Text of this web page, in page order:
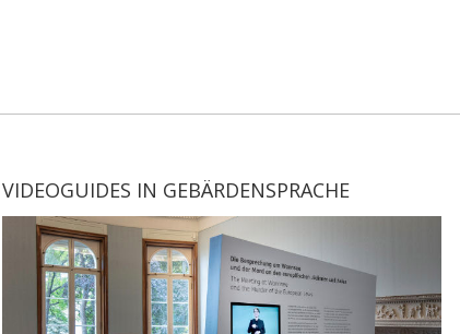
VIDEOGUIDES IN GEBÄRDENSPRACHE